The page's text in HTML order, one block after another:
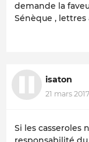
demande la
Sénèque , lettres
isaton
21 mars
Si les casseroles